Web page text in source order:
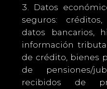
Datos
seguros: créditos,
datos bancarios,
información
de crédito, bienes
de pensiones/
recibidos de